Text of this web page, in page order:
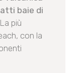
baie di
La più
con la